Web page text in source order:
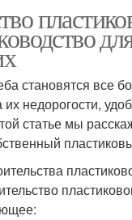
становятся все
недорогости,
статье мы